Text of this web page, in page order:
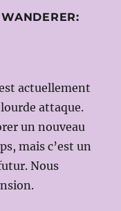
actuellement
attaque.
un nouveau
mais c’est un
Nous